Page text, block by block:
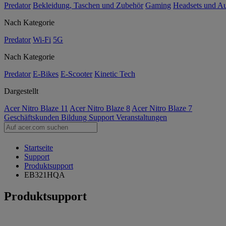
Predator Bekleidung, Taschen und Zubehör Gaming Headsets und
Nach Kategorie
Predator Wi-Fi 5G
Nach Kategorie
Predator E-Bikes E-Scooter Kinetic Tech
Dargestellt
Acer Nitro Blaze 11 Acer Nitro Blaze 8 Acer Nitro Blaze 7
Geschäftskunden Bildung Support Veranstaltungen
Startseite
Support
Produktsupport
EB321HQA
Produktsupport